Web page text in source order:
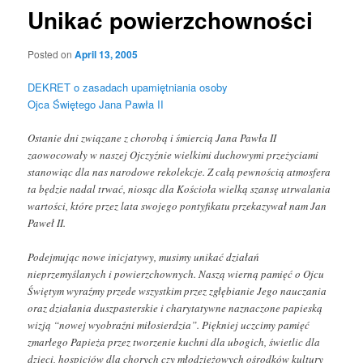
Unikać powierzchowności
Posted onApril 13, 2005
DEKRET o zasadach upamiętniania osoby
Ojca Świętego Jana Pawła II
Ostanie dni związane z chorobą i śmiercią Jana Pawła II
zaowocowały w naszej Ojczyźnie wielkimi duchowymi przeżyciami
stanowiąc dla nas narodowe rekolekcje. Z całą pewnością atmosfera
ta będzie nadal trwać, niosąc dla Kościoła wielką szansę utrwalania
wartości, które przez lata swojego pontyfikatu przekazywał nam Jan
Paweł II.
Podejmując nowe inicjatywy, musimy unikać działań
nieprzemyślanych i powierzchownych. Naszą wierną pamięć o Ojcu
Świętym wyraźmy przede wszystkim przez zgłębianie Jego nauczania
oraz działania duszpasterskie i charytatywne naznaczone papieską
wizją “nowej wyobraźni miłosierdzia”. Piękniej uczcimy pamięć
zmarłego Papieża przez tworzenie kuchni dla ubogich, świetlic dla
dzieci, hospicjów dla chorych czy młodzieżowych ośrodków kultury